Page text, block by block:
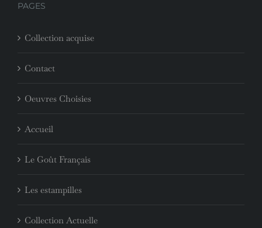
PAGES
Collection acquise
Contact
Oeuvres Choisies
Accueil
Le Goût Français
Les estampilles
Collection Actuelle